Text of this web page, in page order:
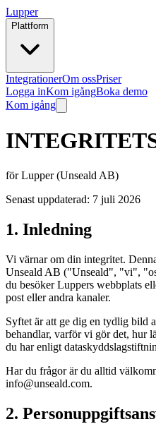
Lupper
Plattform
IntegrationerOm ossPriser
Logga inKom igångBoka demo
Kom igång
för Lupper (Unseald AB)
Senast uppdaterad: 7 juli 2026
1. Inledning
Vi värnar om din integritet.
Unseald AB ("Unseald", "vi",
du besöker Luppers webbplats
post eller andra kanaler.
Syftet är att ge dig en tydlig bild
behandlar, varför vi gör det, hur
du har enligt
Har du frågor är du alltid
info@unseald.com.
2.